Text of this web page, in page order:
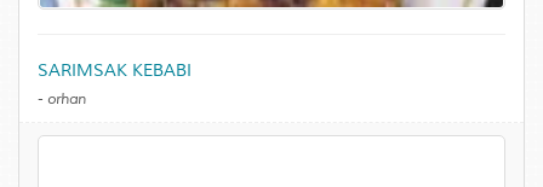
SARIMSAK KEBABI
- orhan